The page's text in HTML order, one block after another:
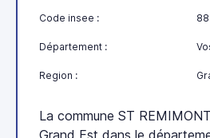
Code insee :
Département :
Region :
La commune ST